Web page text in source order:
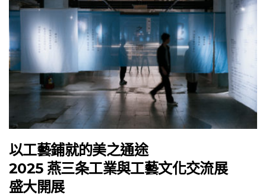
以工藝鋪就的美之通途
2025 燕三条工業與工藝文化交流展
盛大開展